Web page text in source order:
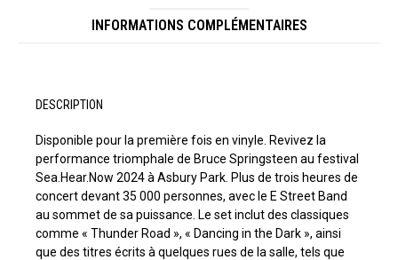
INFORMATIONS COMPLÉMENTAIRES
DESCRIPTION
Disponible pour la première fois en vinyle. Revivez la
performance triomphale de Bruce Springsteen au festival
Sea.Hear.Now 2024 à Asbury Park. Plus de trois heures de
concert devant 35 000 personnes, avec le E Street Band
au sommet de sa puissance. Le set inclut des classiques
comme « Thunder Road », « Dancing in the Dark », ainsi
que des titres écrits à quelques rues de la salle, tels que